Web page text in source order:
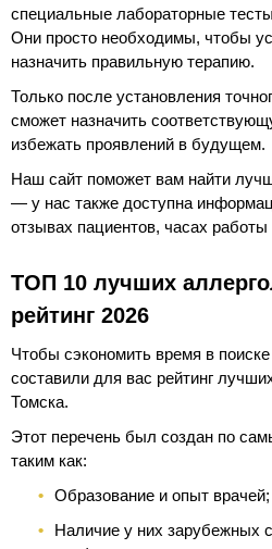
специальные лабораторные
Они просто необходимы, чтобы
назначить правильную терапию.
Только после установления
сможет назначить
избежать проявлений в будущем.
Наш сайт поможет вам найти
— у нас также доступна
отзывах пациентов, часах
ТОП 10 лучших
рейтинг 2026
Чтобы сэкономить время в
составили для вас рейтинг
Томска.
Этот перечень был создан по
таким как:
Образование и опыт врачей;
Наличие у них зарубежных